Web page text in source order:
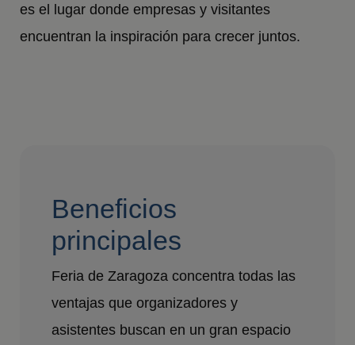
es el lugar donde empresas y visitantes
encuentran la inspiración para crecer juntos.
Beneficios
principales
Feria de Zaragoza concentra todas las
ventajas que organizadores y
asistentes buscan en un gran espacio